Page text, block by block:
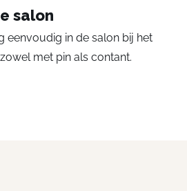
salon
eenvoudig in de salon bij het
met pin als contant.